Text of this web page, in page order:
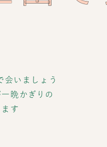
いましょう
晩かぎりの
す